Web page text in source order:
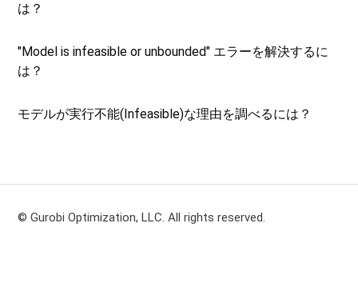
は？
"Model is infeasible or unbounded" エラーを解決するに
は？
モデルが実行不能(Infeasible)な理由を調べるには？
© Gurobi Optimization, LLC. All rights reserved.